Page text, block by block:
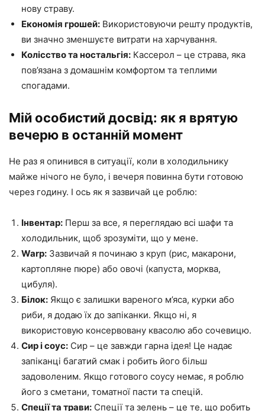
нову страву.
Економія грошей: Використовуючи решту продуктів,
ви значно зменшуєте витрати на харчування.
Колісство та ностальгія: Кассерол – це страва, яка
пов’язана з домашнім комфортом та теплими
спогадами.
Мій особистий досвід: як я врятую
вечерю в останній момент
Не раз я опинився в ситуації, коли в холодильнику
майже нічого не було, і вечеря повинна бути готовою
через годину. І ось як я зазвичай це роблю:
Інвентар: Перш за все, я переглядаю всі шафи та
холодильник, щоб зрозуміти, що у мене.
Warp: Зазвичай я починаю з круп (рис, макарони,
картопляне пюре) або овочі (капуста, морква,
цибуля).
Білок: Якщо є залишки вареного м’яса, курки або
риби, я додаю їх до запіканки. Якщо ні, я
використовую консервовану квасолю або сочевицю.
Сир і соус: Сир – це завжди гарна ідея! Це надає
запіканці багатий смак і робить його більш
задоволеним. Якщо готового соусу немає, я роблю
його з сметани, томатної пасти та спецій.
Спеції та трави: Спеції та зелень – це те, що робить